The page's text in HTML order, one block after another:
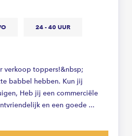
24 - 40 UUR
verkoop toppers!&nbsp;
babbel hebben. Kun jij
Heb jij een commerciële
en een goede ...